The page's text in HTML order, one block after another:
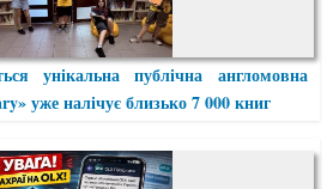
унікальна публічна англомовна
уже налічує близько 7 000 книг